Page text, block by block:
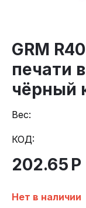
GRM
печати
чёрный
Вес:
КОД:
202.65 Р
Нет в наличии